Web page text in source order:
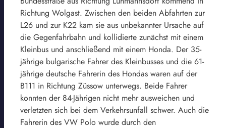
Richtung Wolgast. Zwischen den beiden Abfahrten zur
L26 und zur K22 kam sie aus unbekannter Ursache auf
die Gegenfahrbahn und kollidierte zunächst mit einem
Kleinbus und anschließend mit einem Honda. Der 35-
jährige bulgarische Fahrer des Kleinbusses und die 61-
jährige deutsche Fahrerin des Hondas waren auf der
B111 in Richtung Züssow unterwegs. Beide Fahrer
konnten der 84-Jährigen nicht mehr ausweichen und
verletzten sich bei dem Verkehrsunfall schwer. Auch die
Fahrerin des VW Polo wurde durch den